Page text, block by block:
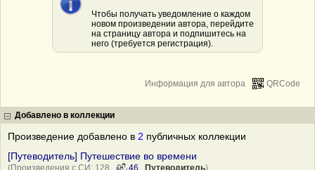
Чтобы получать уведомление о каждом
новом произведении автора, перейдите
на страницу автора и подпишитесь на
него (требуется регистрация).
QRCode
Информация для автора
Добавлено в коллекции
Произведение добавлено в 2 публичных коллекции
[Путеводитель] Путешествие во времени
(Произведения с СИ: 128 46 Путеводитель)